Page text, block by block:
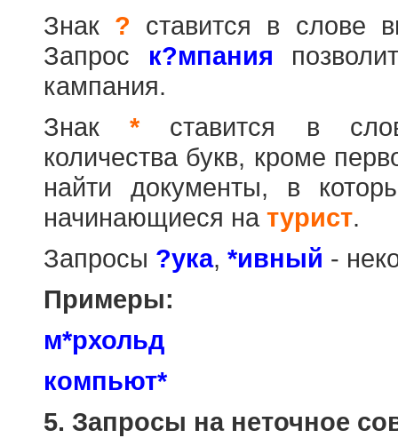
Знак ? ставится в слове
Запрос к?мпания
кампания.
Знак* ставится в
количества букв, кроме
найти документы, в
начинающиеся на турист.
Запросы ?ука, *ивный -
Примеры:
м*рхольд
компьют*
5. Запросы на неточное